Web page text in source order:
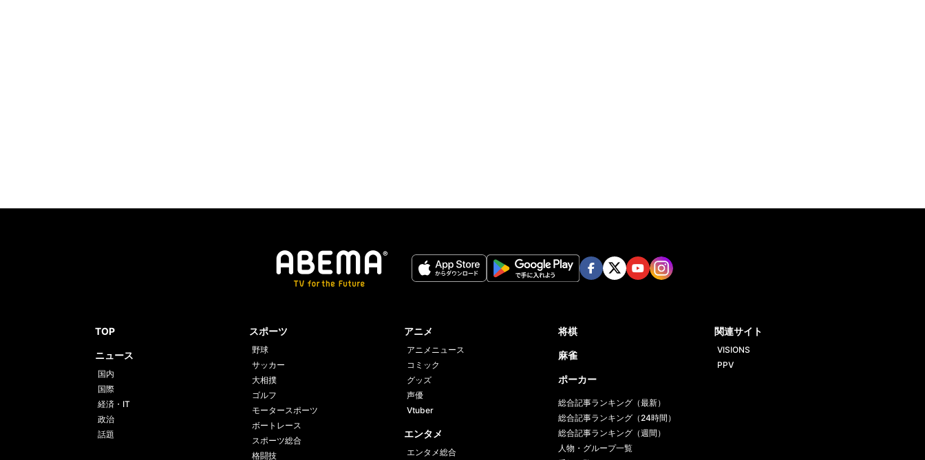
TOP
ニュース
国内
国際
経済・IT
政治
話題
スポーツ
野球
サッカー
大相撲
ゴルフ
モータースポーツ
ボートレース
スポーツ総合
格闘技
アニメ
アニメニュース
コミック
グッズ
声優
Vtuber
エンタメ
エンタメ総合
将棋
麻雀
ポーカー
総合記事ランキング（最新）
総合記事ランキング（24時間）
総合記事ランキング（週間）
人物・グループ一覧
関連サイト
VISIONS
PPV